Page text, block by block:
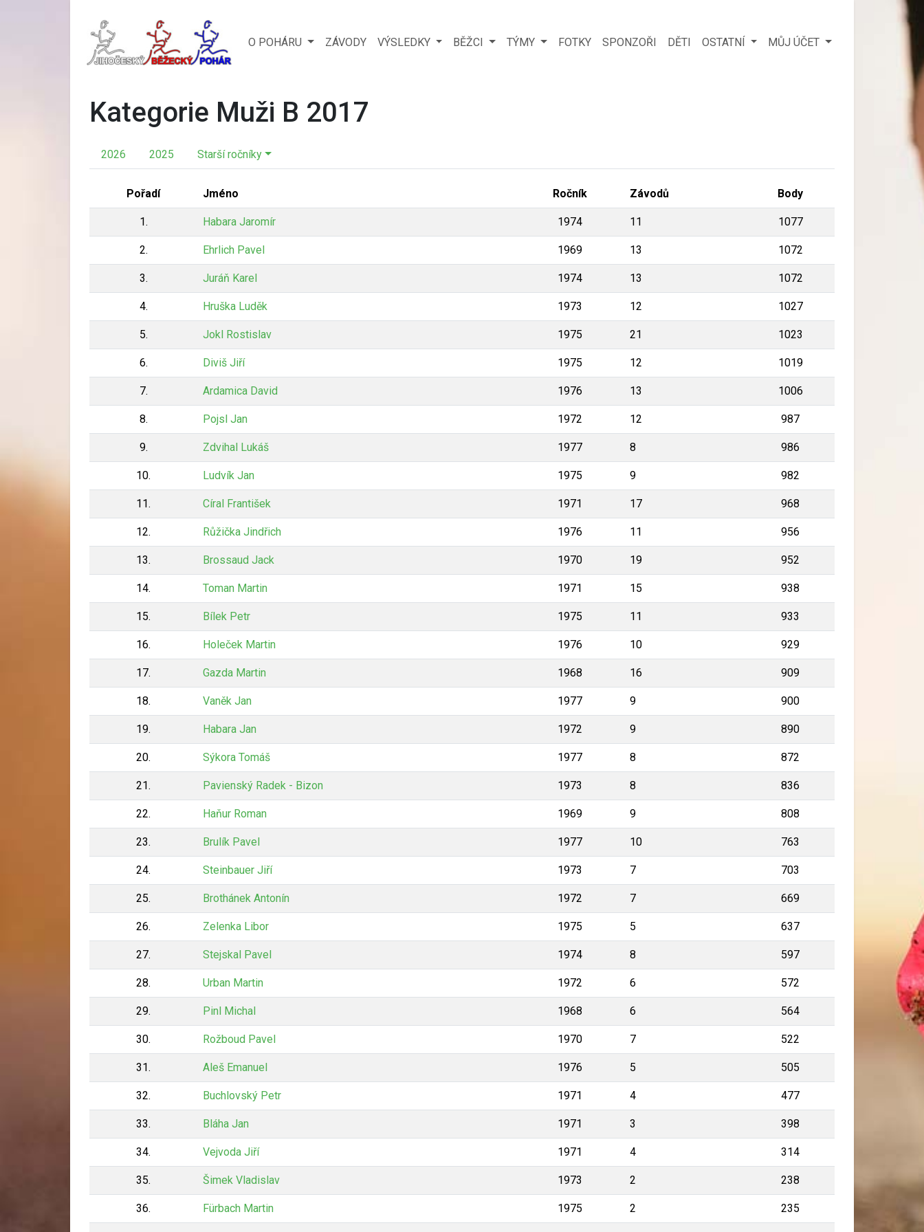
O POHÁRU ZÁVODY VÝSLEDKY BĚŽCI TÝMY FOTKY SPONZOŘI DĚTI OSTATNÍ MŮJ ÚČET
Kategorie Muži B 2017
2026 2025 Starší ročníky
Pořadí Jméno Ročník Závodů Body
1. Habara Jaromír 1974 11 1077
2. Ehrlich Pavel 1969 13 1072
3. Juráň Karel 1974 13 1072
4. Hruška Luděk 1973 12 1027
5. Jokl Rostislav 1975 21 1023
6. Diviš Jiří 1975 12 1019
7. Ardamica David 1976 13 1006
8. Pojsl Jan 1972 12 987
9. Zdvihal Lukáš 1977 8 986
10. Ludvík Jan 1975 9 982
11. Círal František 1971 17 968
12. Růžička Jindřich 1976 11 956
13. Brossaud Jack 1970 19 952
14. Toman Martin 1971 15 938
15. Bílek Petr 1975 11 933
16. Holeček Martin 1976 10 929
17. Gazda Martin 1968 16 909
18. Vaněk Jan 1977 9 900
19. Habara Jan 1972 9 890
20. Sýkora Tomáš 1977 8 872
21. Pavienský Radek - Bizon 1973 8 836
22. Haňur Roman 1969 9 808
23. Brulík Pavel 1977 10 763
24. Steinbauer Jiří 1973 7 703
25. Brothánek Antonín 1972 7 669
26. Zelenka Libor 1975 5 637
27. Stejskal Pavel 1974 8 597
28. Urban Martin 1972 6 572
29. Pinl Michal 1968 6 564
30. Rožboud Pavel 1970 7 522
31. Aleš Emanuel 1976 5 505
32. Buchlovský Petr 1971 4 477
33. Bláha Jan 1971 3 398
34. Vejvoda Jiří 1971 4 314
35. Šimek Vladislav 1973 2 238
36. Fürbach Martin 1975 2 235